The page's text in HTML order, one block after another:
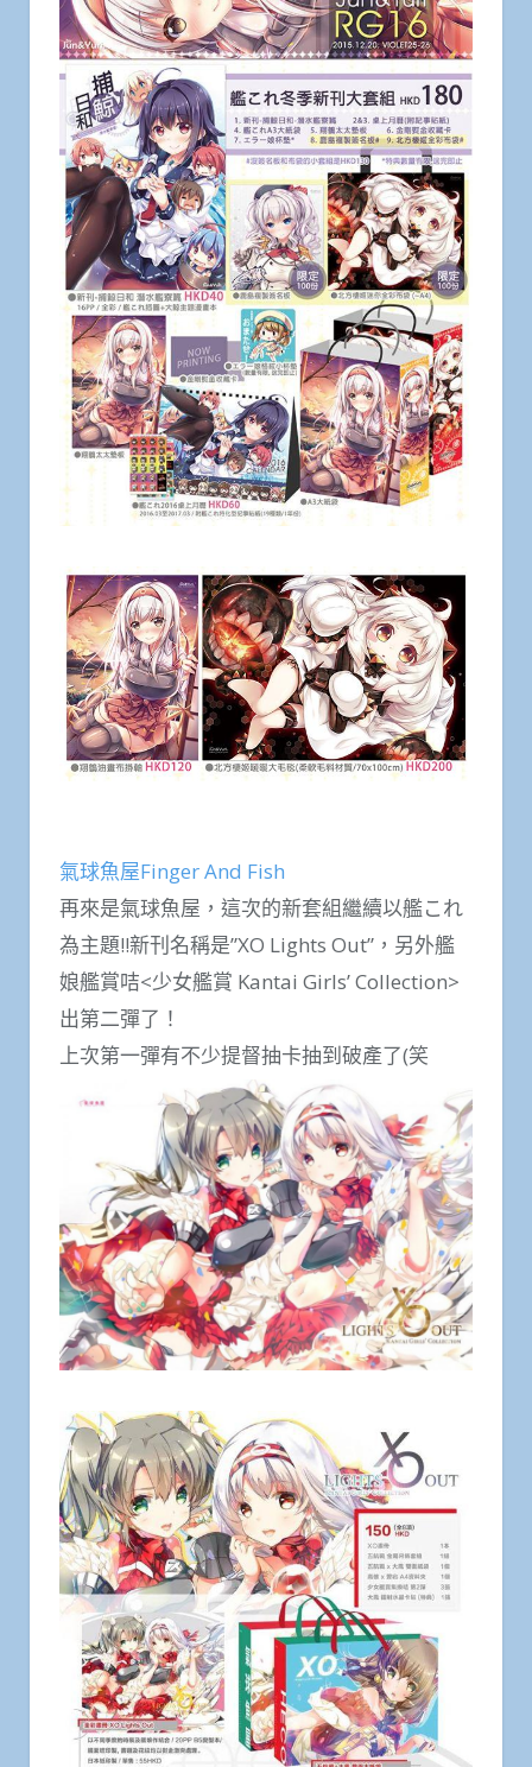
氣球魚屋Finger And Fish
再來是氣球魚屋，這次的新套組繼續以艦これ
為主題!!新刊名稱是”XO Lights Out”，另外艦
娘艦賞咭<少女艦賞 Kantai Girls’ Collection>
出第二彈了！
上次第一彈有不少提督抽卡抽到破產了(笑